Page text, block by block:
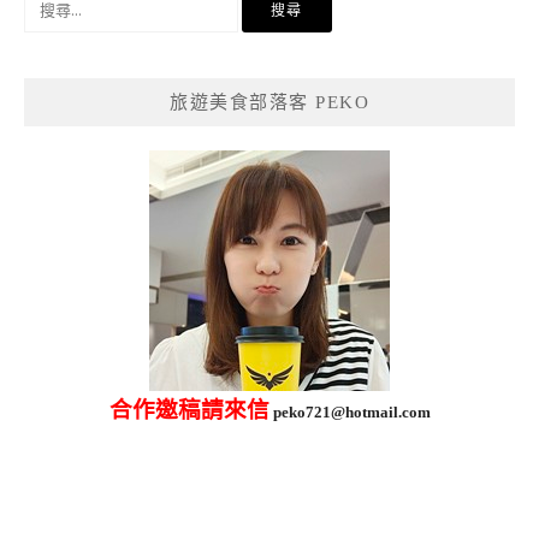
旅遊美食部落客 PEKO
合作邀稿請來信 peko721@hotmail.com